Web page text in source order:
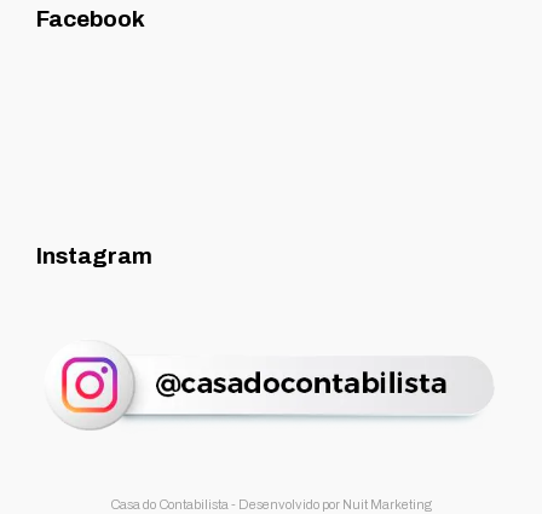
Facebook
Instagram
Casa do Contabilista - Desenvolvido por Nuit Marketing